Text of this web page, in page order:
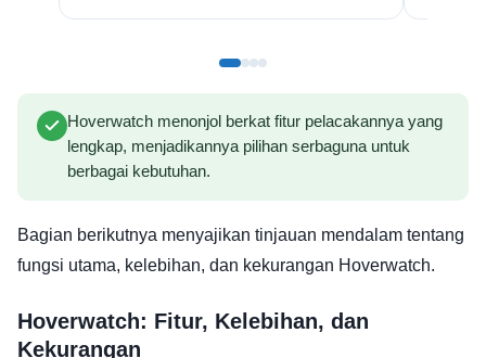
Hoverwatch menonjol berkat fitur pelacakannya yang
lengkap, menjadikannya pilihan serbaguna untuk
berbagai kebutuhan.
Bagian berikutnya menyajikan tinjauan mendalam tentang
fungsi utama, kelebihan, dan kekurangan Hoverwatch.
Hoverwatch: Fitur, Kelebihan, dan
Kekurangan